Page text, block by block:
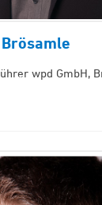
wpd GmbH,